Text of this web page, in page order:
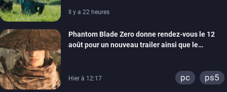
Il y a 22 heures
Phantom Blade Zero donne rendez-vous le 12
août pour un nouveau trailer ainsi que le
Hier à 12:17 pc ps5